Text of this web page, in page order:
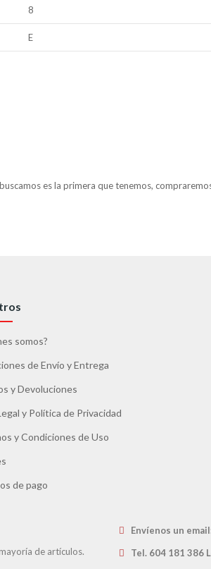
8
E
es la primera que tenemos,
somos?
de Envío y Entrega
y Devoluciones
y Política de Privacidad
y Condiciones de Uso
de pago
de artículos.
Envíenos un email
Tel. 604 181 386